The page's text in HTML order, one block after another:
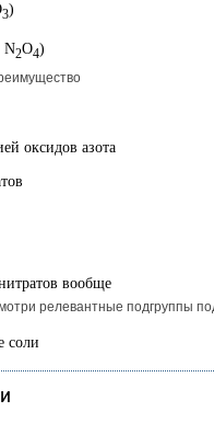
3)
N2O4)
оксидов азота
вообще
релевантные подгруппы
соли